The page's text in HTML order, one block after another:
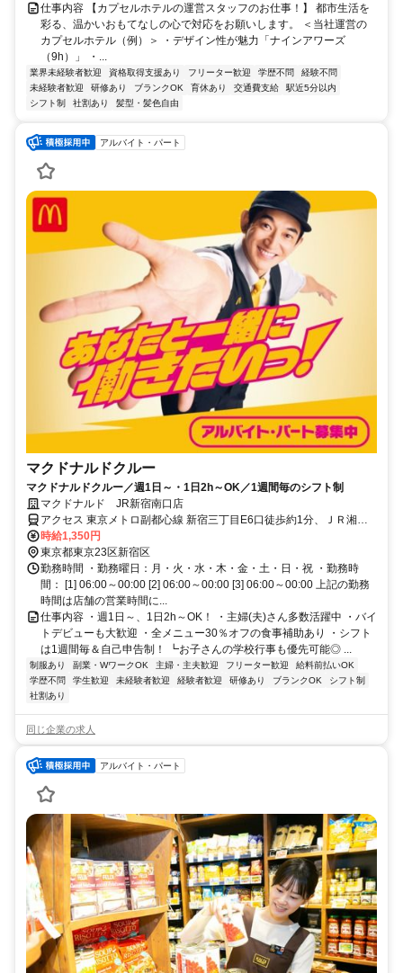
仕事内容 【カプセルホテルの運営スタッフのお仕事！】 都市生活を
彩る、温かいおもてなしの心で対応をお願いします。 ＜当社運営の
カプセルホテル（例）＞ ・デザイン性が魅力「ナインアワーズ
（9h）」 ・...
業界未経験者歓迎 資格取得支援あり フリーター歓迎 学歴不問
経験不問
未経験者歓迎
研修あり ブランクOK 育休あり 交通費支給
駅近5分以内
シフト制
社割あり 髪型・髪色自由
アルバイト・パート
マクドナルドクルー
マクドナルドクルー／週1日～・1日2h～OK／1週間毎のシフト制
マクドナルド JR新宿南口店
アクセス 東京メトロ副都心線 新宿三丁目E6口徒歩約1分、ＪＲ湘南
新宿ライン 新宿ミライナタワー改札口徒歩約2分、ＪＲ山手線 新宿ミ
ライナタワー改札口徒歩約2分 新宿 [相鉄・JR直通線] 新宿 [JR山手線]
新宿 [JR中央本線(東京～塩尻)] 新宿 [JR中央線(快速)] 新宿 [JR中央・
総武緩行線]
時給1,350円
東京都東京23区新宿区
勤務時間 ・勤務曜日：月・火・水・木・金・土・日・祝 ・勤務時
間： [1] 06:00～00:00 [2] 06:00～00:00 [3] 06:00～00:00 上記の勤務
時間は店舗の営業時間に...
仕事内容 ・週1日～、1日2h～OK！ ・主婦(夫)さん多数活躍中 ・バイ
トデビューも大歓迎 ・全メニュー30％オフの食事補助あり ・シフト
は1週間毎＆自己申告制！ ┗お子さんの学校行事も優先可能◎ ...
制服あり 副業・WワークOK 主婦・主夫歓迎 フリーター歓迎
給料前払いOK
学歴不問
学生歓迎 未経験者歓迎 経験者歓迎 研修あり ブランクOK
シフト制
社割あり
同じ企業の求人
アルバイト・パート